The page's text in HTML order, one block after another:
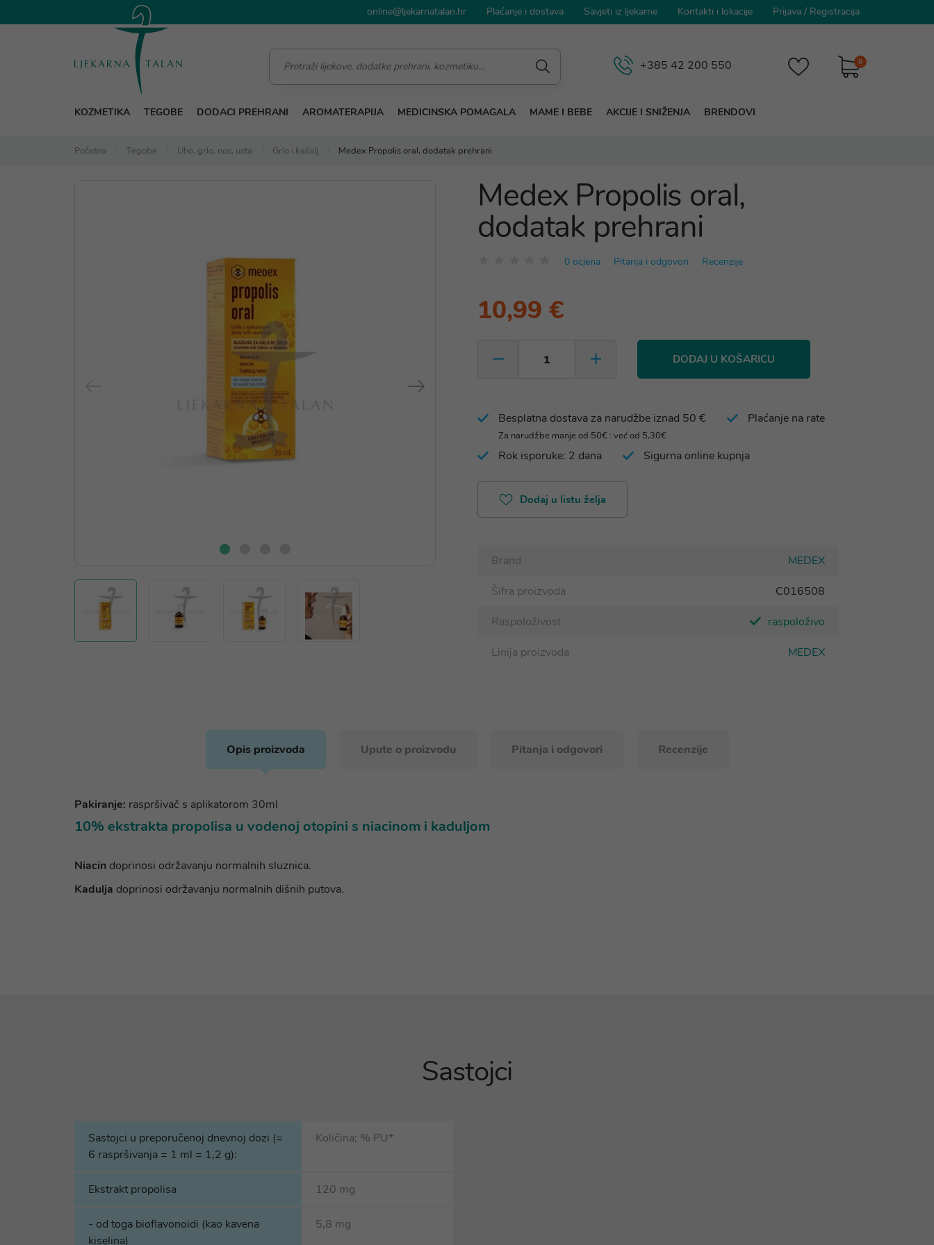
online@ljekarnatalan.hr Plaćanje i dostava Savjeti iz ljekarne Kontakti i lokacije Prijava / Registracija
0
+385 42 200 550
KOZMETIKA TEGOBE DODACI PREHRANI AROMATERAPIJA MEDICINSKA POMAGALA MAME I BEBE AKCIJE I SNIŽENJA BRENDOVI
Početna Tegobe Uho, grlo, nos, usta Grlo i kašalj Medex Propolis oral, dodatak prehrani
Medex Propolis oral,
dodatak prehrani
0 ocjena Pitanja i odgovori Recenzije
10,99 €
DODAJ U KOŠARICU
Besplatna dostava za narudžbe iznad 50 €
Za narudžbe manje od 50€ : već od 5,30€
Plaćanje na rate
Rok isporuke: 2 dana Sigurna online kupnja
Dodaj u listu želja
Brand
MEDEX
Šifra proizvoda
C016508
Raspoloživost
raspoloživo
Linija proizvoda
MEDEX
Opis proizvoda Upute o proizvodu Pitanja i odgovori Recenzije
Pakiranje: raspršivač s aplikatorom 30ml
10% ekstrakta propolisa u vodenoj otopini s niacinom i kaduljom
Niacin doprinosi održavanju normalnih sluznica.
Kadulja doprinosi održavanju normalnih dišnih putova.
Sastojci
Sastojci u preporučenoj dnevnoj dozi (=
6 raspršivanja = 1 ml = 1,2 g):
Količina; % PU*
Ekstrakt propolisa 120 mg
- od toga bioflavonoidi (kao kavena
kiselina)
5,8 mg